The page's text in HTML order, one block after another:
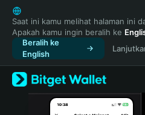
English
日本語
Tiếng Việt
Русский
Español (Latinoamérica)
Türkçe
Italiano
Saat ini kamu melihat halaman ini
Apakah kamu ingin beralih ke
Beralih ke
English